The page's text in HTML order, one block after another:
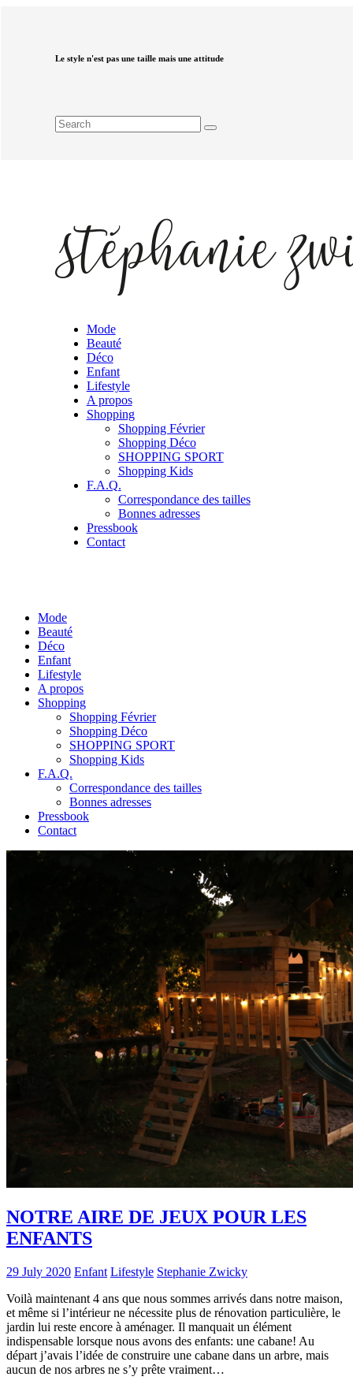
Le style n'est pas une taille mais une attitude
Mode
Beauté
Déco
Enfant
Lifestyle
A propos
Shopping
Shopping Février
Shopping Déco
SHOPPING SPORT
Shopping Kids
F.A.Q.
Correspondance des tailles
Bonnes adresses
Pressbook
Contact
Mode
Beauté
Déco
Enfant
Lifestyle
A propos
Shopping
Shopping Février
Shopping Déco
SHOPPING SPORT
Shopping Kids
F.A.Q.
Correspondance des tailles
Bonnes adresses
Pressbook
Contact
NOTRE AIRE DE JEUX POUR LES
ENFANTS
29 July 2020 Enfant Lifestyle Stephanie Zwicky
Voilà maintenant 4 ans que nous sommes arrivés dans notre maison,
et même si l’intérieur ne nécessite plus de rénovation particulière, le
jardin lui reste encore à aménager. Il manquait un élément
indispensable lorsque nous avons des enfants: une cabane! Au
départ j’avais l’idée de construire une cabane dans un arbre, mais
aucun de nos arbres ne s’y prête vraiment…